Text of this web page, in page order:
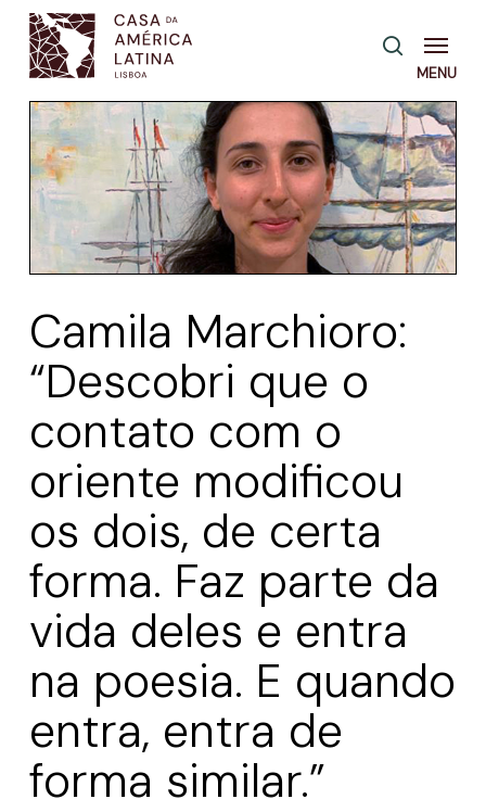
Skip
main
content
pesquisa
Menu
Camila Marchioro:
“Descobri que o
contato com o
oriente modificou
os dois, de certa
forma. Faz parte da
vida deles e entra
na poesia. E quando
entra, entra de
forma similar.”